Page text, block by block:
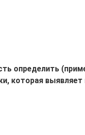
определить
которая